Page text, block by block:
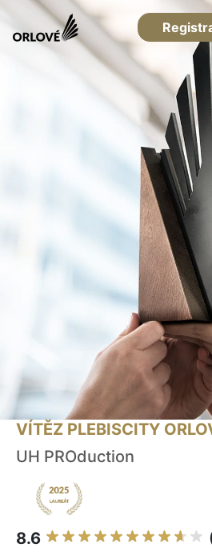
VÍTĚZ PLEBISCITY
UH PROduction
8.6